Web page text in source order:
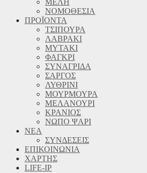
ΜΕΛΗ
ΝΟΜΟΘΕΣΙΑ
ΠΡΟΪΟΝΤΑ
ΤΣΙΠΟΥΡΑ
ΛΑΒΡΑΚΙ
ΜΥΤΑΚΙ
ΦΑΓΚΡΙ
ΣΥΝΑΓΡΙΔΑ
ΣΑΡΓΟΣ
ΛΥΘΡΙΝΙ
ΜΟΥΡΜΟΥΡΑ
ΜΕΛΑΝΟΥΡΙ
ΚΡΑΝΙΟΣ
ΝΩΠΟ ΨΑΡΙ
ΝΕΑ
ΣΥΝΔΕΣΕΙΣ
ΕΠΙΚΟΙΝΩΝΙΑ
ΧΑΡΤΗΣ
LIFE-IP